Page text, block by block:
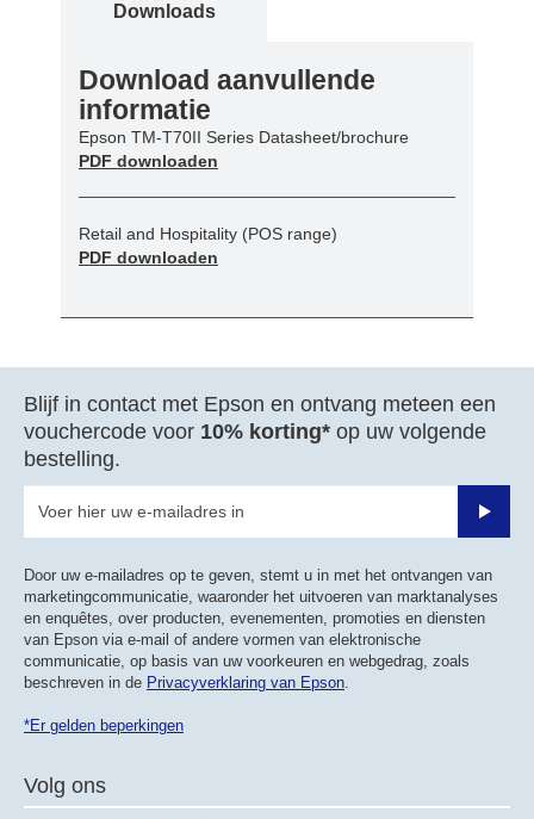
Downloads
Download aanvullende
informatie
Epson TM-T70II Series Datasheet/brochure
PDF downloaden
Retail and Hospitality (POS range)
PDF downloaden
Blijf in contact met Epson en ontvang meteen een
vouchercode voor 10% korting* op uw volgende
bestelling.
Door uw e-mailadres op te geven, stemt u in met het ontvangen van
marketingcommunicatie, waaronder het uitvoeren van marktanalyses
en enquêtes, over producten, evenementen, promoties en diensten
van Epson via e-mail of andere vormen van elektronische
communicatie, op basis van uw voorkeuren en webgedrag, zoals
beschreven in de Privacyverklaring van Epson.
*Er gelden beperkingen
Volg ons